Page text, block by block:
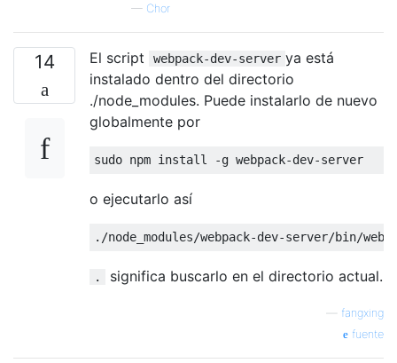
— Chor
14 El script webpack-dev-server ya está
instalado dentro del directorio
./node_modules. Puede instalarlo de nuevo
globalmente por
sudo npm install -g webpack-dev-server
o ejecutarlo así
. /node_modules/webpack-dev-server/bin/
. significa buscarlo en el directorio actual.
fangxing
fuente